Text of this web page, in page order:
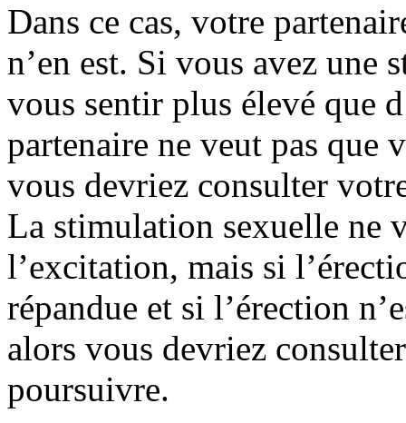
Dans ce cas, votre
n’en est. Si vous avez une
vous sentir plus élevé que
partenaire ne veut pas que
vous devriez consulter
La stimulation sexuelle ne
l’excitation, mais si
répandue et si l’érection
alors vous devriez
poursuivre.